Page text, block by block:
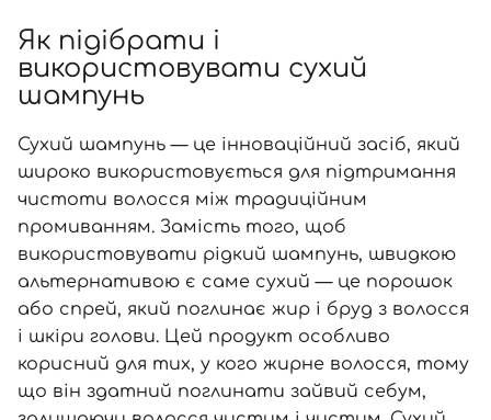
Як підібрати і
використовувати сухий
шампунь
Сухий шампунь — це інноваційний засіб, який
широко використовується для підтримання
чистоти волосся між традиційним
промиванням. Замість того, щоб
використовувати рідкий шампунь, швидкою
альтернативою є саме сухий — це порошок
або спрей, який поглинає жир і бруд з волосся
і шкіри голови. Цей продукт особливо
корисний для тих, у кого жирне волосся, тому
що він здатний поглинати зайвий себум,